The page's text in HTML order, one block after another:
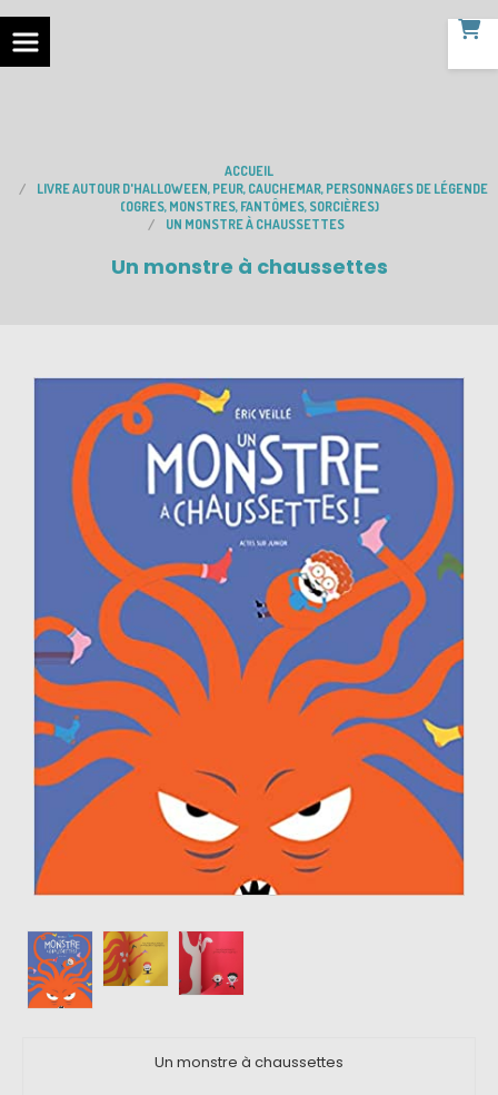
ACCUEIL
LIVRE AUTOUR D'HALLOWEEN, PEUR, CAUCHEMAR, PERSONNAGES DE LÉGENDE
(OGRES, MONSTRES, FANTÔMES, SORCIÈRES)
UN MONSTRE À CHAUSSETTES
Un monstre à chaussettes
Un monstre à chaussettes